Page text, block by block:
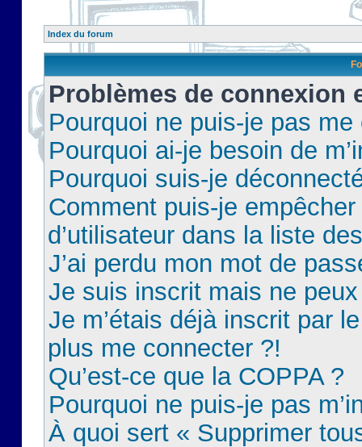
Index du forum
Problèmes de connexion
Pourquoi ne puis-je pas
Pourquoi ai-je besoin de
Pourquoi suis-je
Comment puis-je
d’utilisateur dans la liste
J’ai perdu mon mot de
Je suis inscrit mais ne
Je m’étais déjà inscrit par
plus me connecter ?!
Qu’est-ce que la COPPA ?
Pourquoi ne puis-je pas
À quoi sert « Supprimer